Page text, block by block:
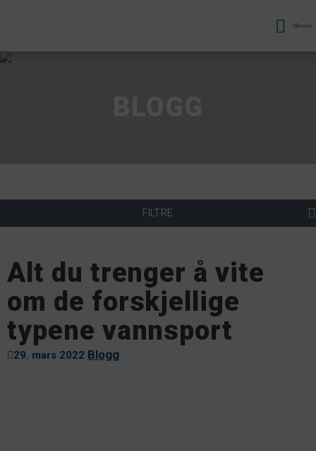
Menyen
FILTRE
Alt du trenger å vite
om de forskjellige
typene vannsport
29. mars 2022 Blogg